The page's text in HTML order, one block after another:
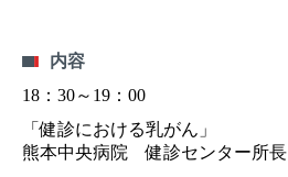
内容
18：30～19：00
「健診における乳がん」
熊本中央病院 健診センター